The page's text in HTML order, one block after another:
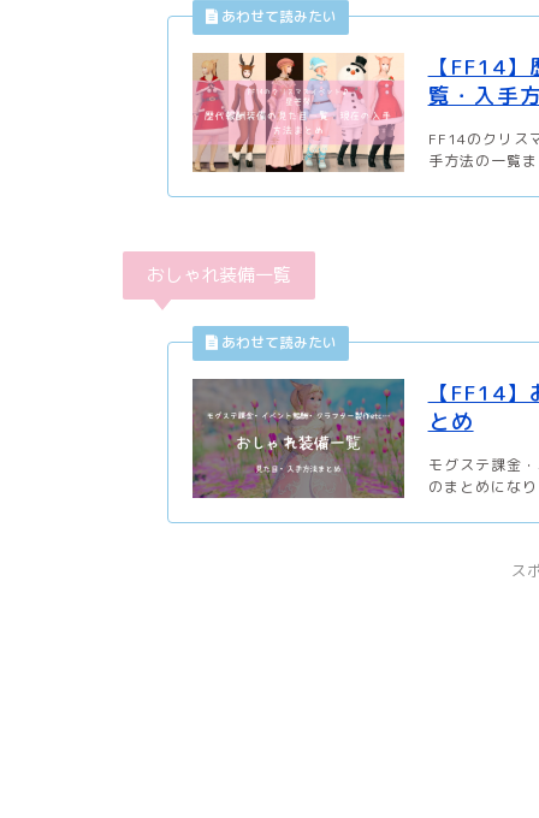
【FF14
覧・入手
FF14のクリス
手方法の一覧
おしゃれ装備一覧
【FF14
とめ
モグステ課金
のまとめにな
ス